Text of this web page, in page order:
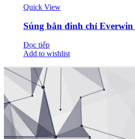
Quick View
Súng bắn đinh chỉ Everwin
Đọc tiếp
Add to wishlist